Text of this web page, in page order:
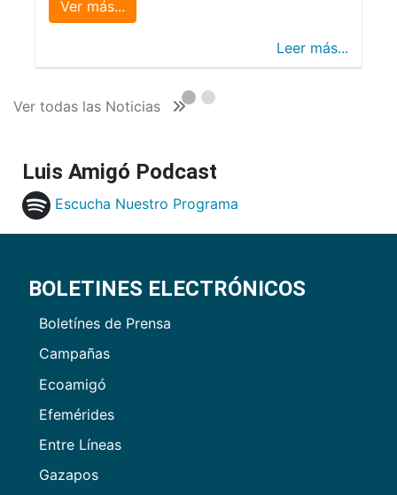
Ver más...
Leer más...
Ver todas las Noticias
Luis Amigó Podcast
Escucha Nuestro Programa
BOLETINES ELECTRÓNICOS
Boletínes de Prensa
Campañas
Ecoamigó
Efemérides
Entre Líneas
Gazapos